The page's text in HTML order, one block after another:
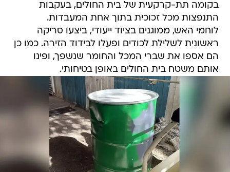
בקומה תת-קרקעית של בית החולים, בעקבות
התנפצות מכל זכוכית בתוך אחת המעבדות.
לוחמי האש, ממוגנים בציוד ייעודי, ביצעו סריקה
ראשונית לשלילת לכודים ופעלו לבידוד הזירה. כמו כן
הם אספו את שברי המכל והחומר שנשפך, ופינו
אותם משטח בית החולים באופן בטיחותי.